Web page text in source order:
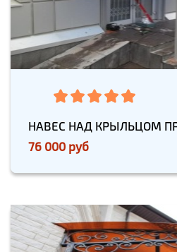
НАВЕС НАД КРЫЛЬЦОМ
76 000 руб